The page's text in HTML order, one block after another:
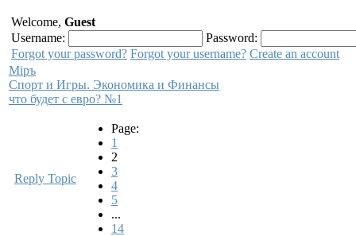
Welcome, Guest
Username:
Password:
Forgot your password? Forgot your username? Create an account
Мiръ
Спорт и Игры. Экономика и Финансы
что будет с евро? №1
Reply Topic
Page:
1
2
3
4
5
...
14